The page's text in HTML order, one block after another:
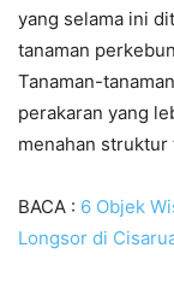
yang selama ini
tanaman
Tanaman-
perakaran yang
menahan struktur
BACA : 6 Objek
Longsor di